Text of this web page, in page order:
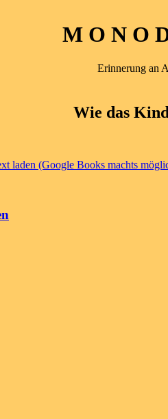
M O N O
Erinnerung an
Wie das
laden (Google Books machts